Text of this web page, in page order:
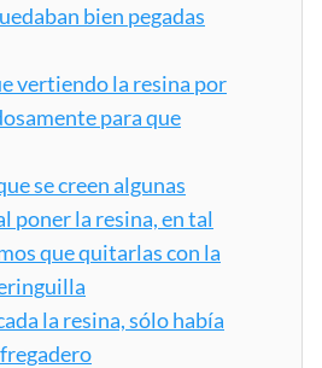
bien pegadas
vertiendo la resina por
para que
se creen algunas
poner la resina, en tal
que quitarlas con la
la resina, sólo había